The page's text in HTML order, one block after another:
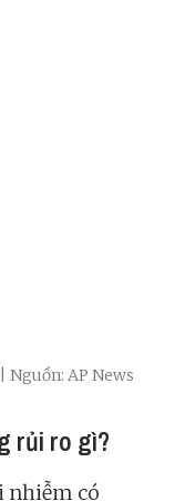
AP News
rủi ro gì?
nhiễm có